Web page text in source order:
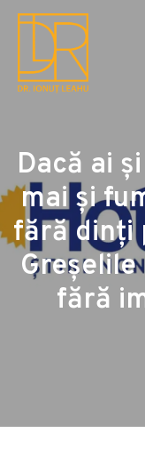
Dacă ai
mai și
fără dinți
fără